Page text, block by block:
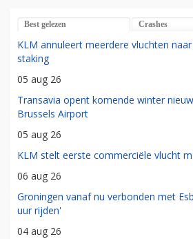
Best gelezen Crashes
KLM annuleert meerdere vluchten
staking
05 aug 26
Transavia opent komende winter
Brussels Airport
05 aug 26
KLM stelt eerste commerciële vlucht
06 aug 26
Groningen vanaf nu verbonden met
uur rijden'
04 aug 26